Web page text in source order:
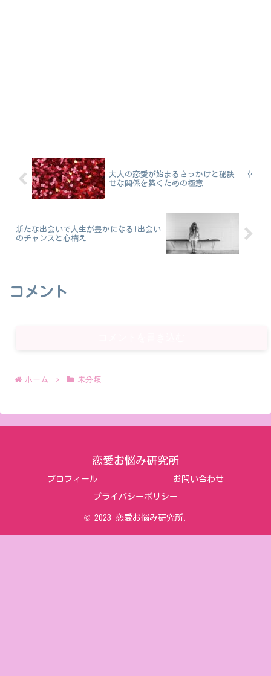
大人の恋愛が始まるきっかけと秘訣 – 幸
せな関係を築くための極意
新たな出会いで人生が豊かになる!出会い
のチャンスと心構え
コメント
ホーム 未分類
恋愛お悩み研究所
プロフィール お問い合わせ
プライバシーポリシー
© 2023 恋愛お悩み研究所.